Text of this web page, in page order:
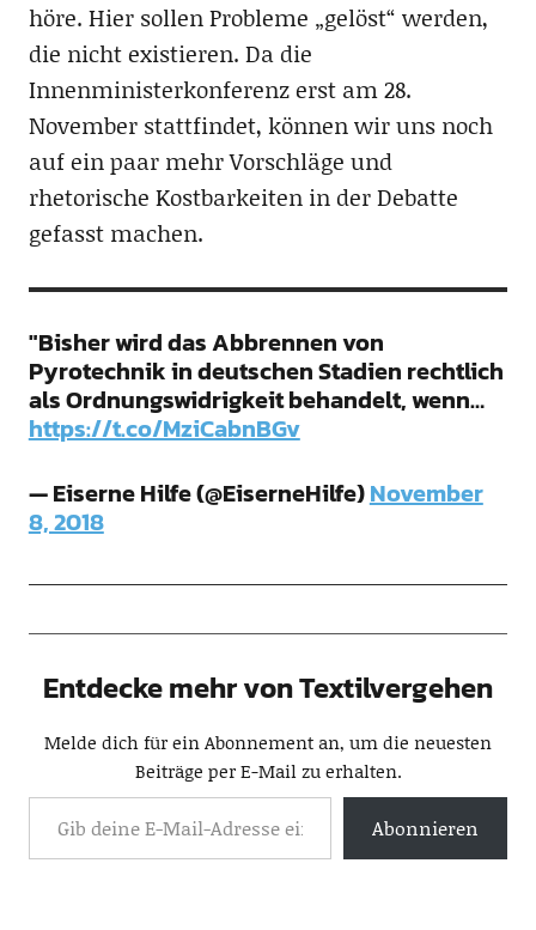
höre. Hier sollen Probleme „gelöst“ werden,
die nicht existieren. Da die
Innenministerkonferenz erst am 28.
November stattfindet, können wir uns noch
auf ein paar mehr Vorschläge und
rhetorische Kostbarkeiten in der Debatte
gefasst machen.
"Bisher wird das Abbrennen von
Pyrotechnik in deutschen Stadien rechtlich
als Ordnungswidrigkeit behandelt, wenn…
https://t.co/MziCabnBGv
— Eiserne Hilfe (@EiserneHilfe)November
8, 2018
Entdecke mehr von Textilvergehen
Melde dich für ein Abonnement an, um die neuesten
Beiträge per E-Mail zu erhalten.
Abonnieren